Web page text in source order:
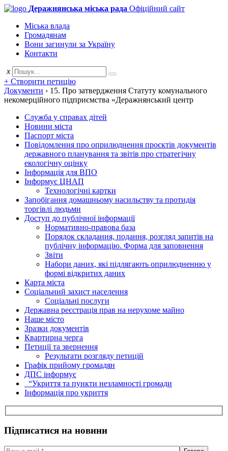
Деражнянська міська рада Офіційний сайт
Міська влада
Громадянам
Вони загинули за Україну
Контакти
x
+ Створити петицію
Документи › 15. Про затвердження Статуту комунального
некомерційного підприємства «Деражнянський центр
Служба у справах дітей
Новини міста
Паспорт міста
Повідомлення про оприлюднення проєктів документів
державного планування та звітів про стратегічну
екологічну оцінку
Інформація для ВПО
Інформує ЦНАП
Технологічні картки
Запобігання домашньому насильству та протидія
торгівлі людьми
Доступ до публічної інформації
Нормативно-правова база
Порядок складання, подання, розгляд запитів на
публічну інформацію. Форма для заповнення
Звіти
Набори даних, які підлягають оприлюдненню у
формі відкритих даних
Карта міста
Соціальний захист населення
Соціальні послуги
Державна реєстрація прав на нерухоме майно
Наше місто
Зразки документів
Квартирна черга
Петиції та звернення
Результати розгляду петицій
Графік прийому громадян
ДПС інформує
“Укриття та пункти незламності громади
Інформація про укриття
Підписатися на новини